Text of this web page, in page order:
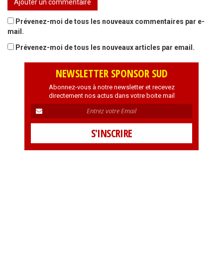
Prévenez-moi de tous les nouveaux commentaires par e-
mail.
Prévenez-moi de tous les nouveaux articles par email.
NEWSLETTER SPONSOR SUD
Abonnez-vous à notre newsletter et recevez
directement nos actus dans votre boite mail